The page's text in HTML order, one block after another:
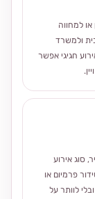
או למחווה
ולמשרד
חגיגי אפשר
סוג אירוע
פרמיום או
לוותר על